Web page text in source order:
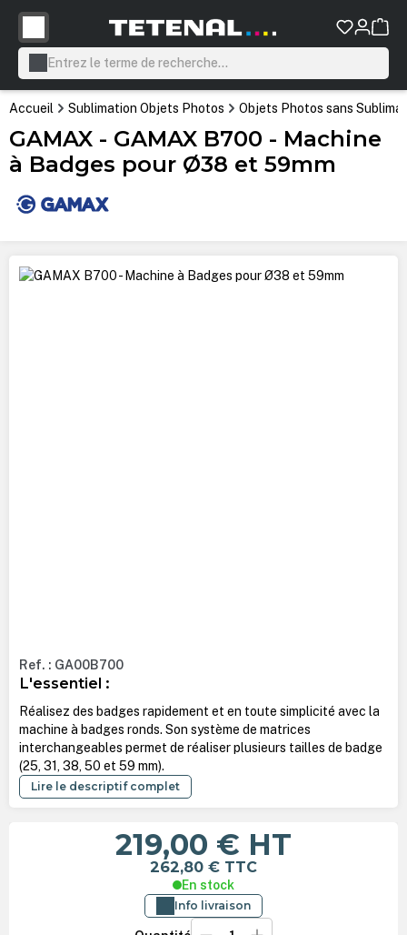
principal
Accueil Sublimation Objets Photos Objets Photos sans
GAMAX - GAMAX B700 - Machine
à Badges pour Ø38 et 59mm
Ignorer la galerie d'images
Ref. : GA00B700
L'essentiel :
Réalisez des badges rapidement et en toute simplicité avec la
machine à badges ronds. Son système de matrices
interchangeables permet de réaliser plusieurs tailles de badge
(25, 31, 38, 50 et 59 mm).
Lire le descriptif complet
219,00 € HT
262,80 € TTC
En stock
Info livraison